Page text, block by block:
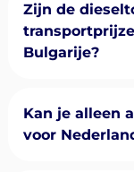
Zijn de
Bulgarije?
Kan je alleen
voor